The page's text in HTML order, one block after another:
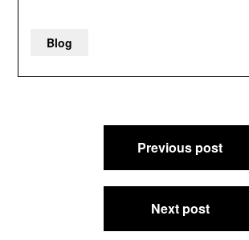
Blog
Previous post
Next post